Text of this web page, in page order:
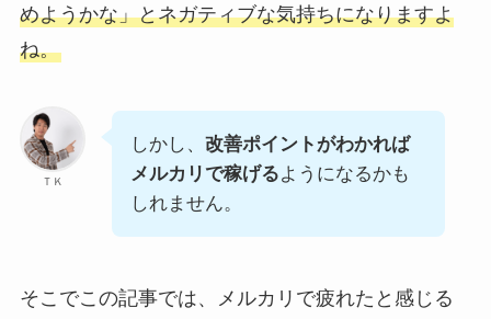
めようかな」とネガティブな気持ちになりますよ
ね。
ＴＫ
しかし、 改善ポイントがわかれば
メルカリで稼げるようになるかも
しれません。
そこでこの記事では、メルカリで疲れたと感じる